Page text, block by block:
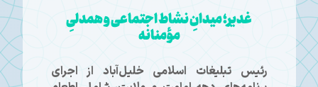
غدیر؛ میدانِ نشاط اجتماعی و همدلیِ
مؤمنانه
رئیس تبلیغات اسلامی خلیل‌آباد از اجرای